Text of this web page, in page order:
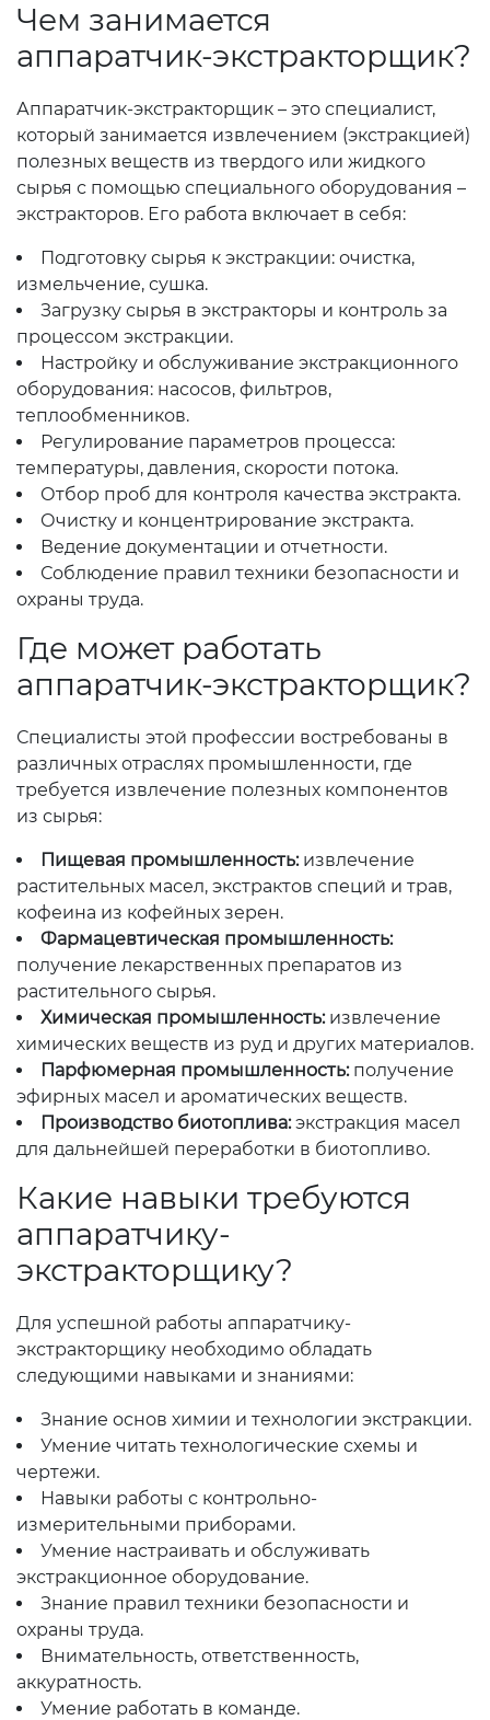
Чем занимается
аппаратчик-экстракторщик?
Аппаратчик-экстракторщик – это специалист,
который занимается извлечением (экстракцией)
полезных веществ из твердого или жидкого
сырья с помощью специального оборудования –
экстракторов. Его работа включает в себя:
Подготовку сырья к экстракции: очистка,
измельчение, сушка.
Загрузку сырья в экстракторы и контроль за
процессом экстракции.
Настройку и обслуживание экстракционного
оборудования: насосов, фильтров,
теплообменников.
Регулирование параметров процесса:
температуры, давления, скорости потока.
Отбор проб для контроля качества экстракта.
Очистку и концентрирование экстракта.
Ведение документации и отчетности.
Соблюдение правил техники безопасности и
охраны труда.
Где может работать
аппаратчик-экстракторщик?
Специалисты этой профессии востребованы в
различных отраслях промышленности, где
требуется извлечение полезных компонентов
из сырья:
Пищевая промышленность:извлечение
растительных масел, экстрактов специй и трав,
кофеина из кофейных зерен.
Фармацевтическая промышленность:
получение лекарственных препаратов из
растительного сырья.
Химическая промышленность:извлечение
химических веществ из руд и других материалов.
Парфюмерная промышленность:получение
эфирных масел и ароматических веществ.
Производство биотоплива:экстракция масел
для дальнейшей переработки в биотопливо.
Какие навыки требуются
аппаратчику-
экстракторщику?
Для успешной работы аппаратчику-
экстракторщику необходимо обладать
следующими навыками и знаниями:
Знание основ химии и технологии экстракции.
Умение читать технологические схемы и
чертежи.
Навыки работы с контрольно-
измерительными приборами.
Умение настраивать и обслуживать
экстракционное оборудование.
Знание правил техники безопасности и
охраны труда.
Внимательность, ответственность,
аккуратность.
Умение работать в команде.